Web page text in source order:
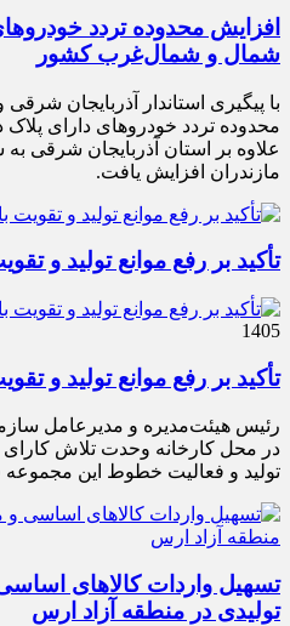
افزایش محدوده تردد
شمال و شمال‌غرب کشور
با پیگیری استاندار آذربایجان
محدوده تردد خودروهای دارای
علاوه بر استان آذربایجان شرقی
مازندران افزایش یافت.
تأکید بر رفع موانع تولید و
1405
تأکید بر رفع موانع تولید و
رئیس هیئت‌مدیره و مدیرعامل
در محل کارخانه وحدت تلاش کارای
تولید و فعالیت خطوط این
تسهیل واردات کالاهای
تولیدی در منطقه آزاد ارس